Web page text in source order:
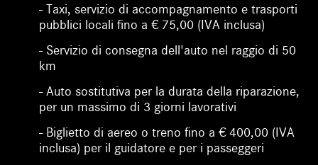
- Taxi, servizio di accompagnamento e trasporti
pubblici locali fino a € 75,00 (IVA inclusa)
- Servizio di consegna dell'auto nel raggio di 50
km
- Auto sostitutiva per la durata della riparazione,
per un massimo di 3 giorni lavorativi
- Biglietto di aereo o treno fino a € 400,00 (IVA
inclusa) per il guidatore e per i passeggeri